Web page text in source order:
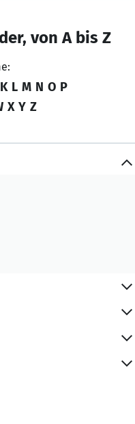
von A bis Z
K L M N O P
X Y Z